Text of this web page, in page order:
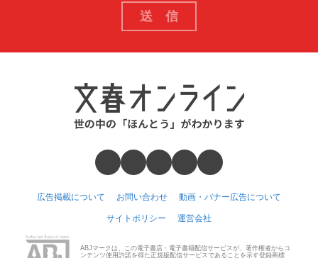
広告掲載について お問い合わせ 動画・バナー広告について
サイトポリシー 運営会社
ABJマークは、この電子書店・電子書籍配信サービスが、著作権者からコ
ンテンツ使用許諾を得た正規版配信サービスであることを示す登録商標